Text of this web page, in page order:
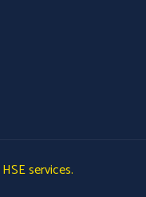
HSE services.